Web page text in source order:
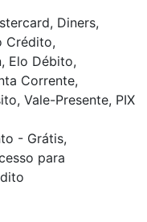
Diners,
Crédito,
Elo Débito,
Corrente,
Vale-Presente, PIX
- Grátis,
para